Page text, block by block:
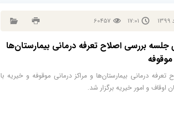
1399
17:01
60457
بررسی اصلاح تعرفه درمانی بیمارستان‌ها
درمانی بیمارستان‌ها و مراکز درمانی موقوفه و خیریه با
اوقاف و امور خیریه برگزار شد.